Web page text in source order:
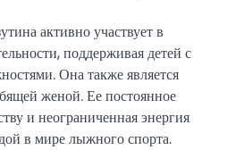
активно участвует в
поддерживая детей с
Она также является
женой. Ее постоянное
и неограниченная энергия
в мире лыжного спорта.